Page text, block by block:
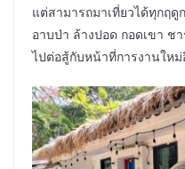
แต่สามารถมาเที่ยวได้ทุกฤ
อาบป่า ล้างปอด กอดเขา ช
ไปต่อสู้กับหน้าที่การงานให